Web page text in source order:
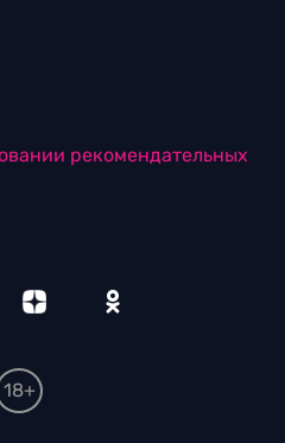
рекомендательных
18+